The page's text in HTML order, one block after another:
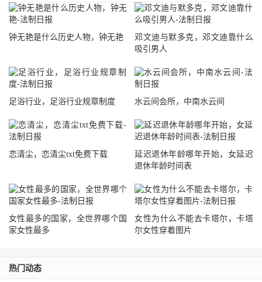
钟无艳是什么历史人物，钟无艳
邓文迪与默多克，邓文迪靠什么
吸引男人
足浴行业，足浴行业规章制度 水云间会所，中南水云间
恋清尘，恋清尘txt免费下载
延迟退休年龄哪年开始，女延迟
退休年龄时间表
女性最多的国家，全世界哪个国
家女性最多
女性为什么不能去卡塔尔，卡塔
尔女性穿着图片
热门动态